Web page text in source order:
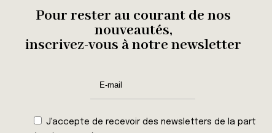
Pour rester au courant de nos
nouveautés,
inscrivez-vous à notre newsletter
J'accepte de recevoir des newsletters de la part